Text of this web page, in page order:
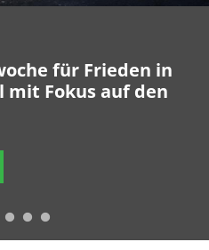
für Frieden in
mit Fokus auf den